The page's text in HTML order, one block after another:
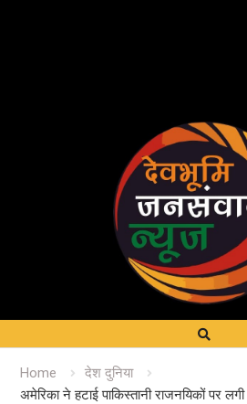
Home
देश दुनिया
अमेरिका ने हटाई पाकिस्तानी राजनयिकों पर